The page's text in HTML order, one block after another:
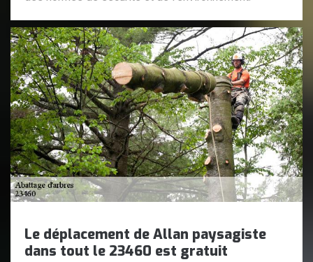
Le déplacement de Allan paysagiste
dans tout le 23460 est gratuit